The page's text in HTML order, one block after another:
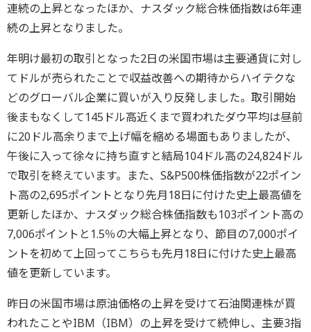
連続の上昇となったほか、ナスダック総合株価指数は6年連
続の上昇となりました。
年明け最初の取引となった2日の米国市場は主要通貨に対し
てドルが売られたことで収益改善への期待からハイテクな
どのグローバル企業に買いが入り反発しました。取引開始
後まもなくして145ドル高近くまで買われたダウ平均は昼前
に20ドル高余りまで上げ幅を縮める場面もありましたが、
午後に入って徐々に持ち直すと結局104ドル高の24,824ドル
で取引を終えています。また、S&P500株価指数が22ポイン
ト高の2,695ポイントとなり先月18日に付けた史上最高値を
更新したほか、ナスダック総合株価指数も103ポイント高の
7,006ポイントと1.5％の大幅上昇となり、節目の7,000ポイ
ントを初めて上回ってこちらも先月18日に付けた史上最高
値を更新しています。
昨日の米国市場は原油価格の上昇を受けて石油関連株が買
われたことやIBM（IBM）の上昇を受けて続伸し、主要3指